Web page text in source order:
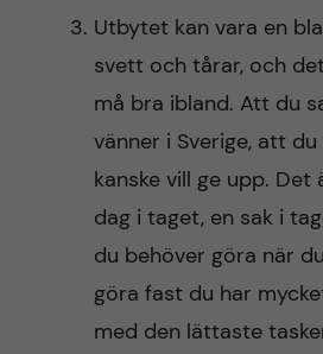
Utbytet kan vara en
svett och tårar, och
må bra ibland. Att du
vänner i Sverige, att
kanske vill ge upp. Det
dag i taget, en sak i
du behöver göra när
göra fast du har
med den lättaste